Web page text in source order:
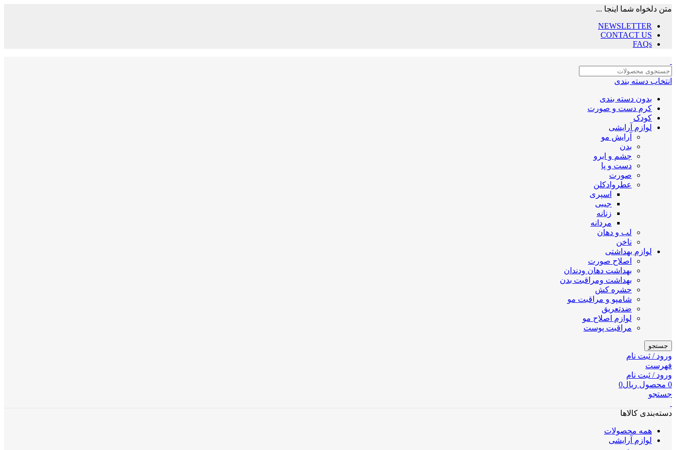
متن دلخواه شما اینجا ...
NEWSLETTER
CONTACT US
FAQs
انتخاب دسته بندی
بدون دسته بندی
کرم دست و صورت
کودک
لوازم آرایشی
آرایش مو
بدن
چشم و ابرو
دست و پا
صورت
عطروادکلن
اسپری
جیبی
زنانه
مردانه
لب و دهان
ناخن
لوازم بهداشتی
اصلاح صورت
بهداشت دهان ودندان
بهداشت ومراقبت بدن
حشره کش
شامپو و مراقبت مو
ضدتعریق
لوازم اصلاح مو
مراقبت پوست
جستجو
ورود / ثبت نام
فهرست
ورود / ثبت نام
0 محصول ریال0
جستجو
دسته‌بندی کالاها
همه محصولات
لوازم آرایشی